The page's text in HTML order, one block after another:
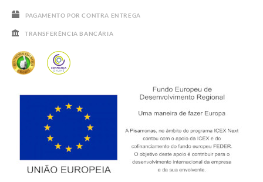
PAGAMENTO POR CONTRA ENTREGA
TRANSFERÊNCIA BANCÁRIA